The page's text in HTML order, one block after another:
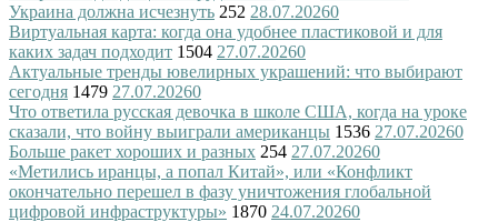
Украина должна исчезнуть 252 28.07.20260
Виртуальная карта: когда она удобнее пластиковой и для
каких задач подходит 1504 27.07.20260
Актуальные тренды ювелирных украшений: что выбирают
сегодня 1479 27.07.20260
Что ответила русская девочка в школе США, когда на уроке
сказали, что войну выиграли американцы 1536 27.07.20260
Больше ракет хороших и разных 254 27.07.20260
«Метились иранцы, а попал Китай», или «Конфликт
окончательно перешел в фазу уничтожения глобальной
цифровой инфраструктуры» 1870 24.07.20260